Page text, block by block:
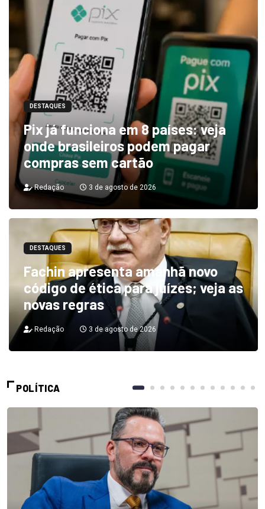
DESTAQUES
Pix já funciona em 8 países: veja
onde brasileiros podem pagar
compras sem cartão
Redação 3 de agosto de 2026
DESTAQUES
Fachin apresenta amanhã novo
código de ética para juízes; veja as
novas regras
Redação 3 de agosto de 2026
POLÍTICA